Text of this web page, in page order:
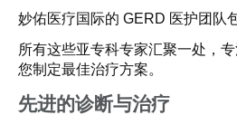
妙佑医疗国际的 GERD 医护团队
所有这些亚专科专家汇聚一处，
您制定最佳治疗方案。
先进的诊断与治疗